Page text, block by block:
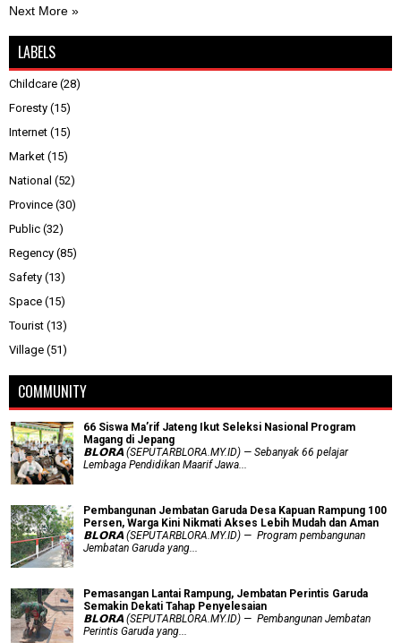
Next More »
LABELS
Childcare (28)
Foresty (15)
Internet (15)
Market (15)
National (52)
Province (30)
Public (32)
Regency (85)
Safety (13)
Space (15)
Tourist (13)
Village (51)
COMMUNITY
66 Siswa Ma’rif Jateng Ikut Seleksi Nasional Program
Magang di Jepang
𝗕𝗟𝗢𝗥𝗔 (SEPUTARBLORA.MY.ID) — Sebanyak 66 pelajar
Lembaga Pendidikan Maarif Jawa...
Pembangunan Jembatan Garuda Desa Kapuan Rampung 100
Persen, Warga Kini Nikmati Akses Lebih Mudah dan Aman
𝗕𝗟𝗢𝗥𝗔 (SEPUTARBLORA.MY.ID) — Program pembangunan
Jembatan Garuda yang...
Pemasangan Lantai Rampung, Jembatan Perintis Garuda
Semakin Dekati Tahap Penyelesaian
𝗕𝗟𝗢𝗥𝗔 (SEPUTARBLORA.MY.ID) — Pembangunan Jembatan
Perintis Garuda yang...